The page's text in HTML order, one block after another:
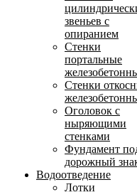
звеньев с
опиранием
Стенки
портальные
Стенки
Оголовок с
ныряющими
стенками
Фундамент
дорожный
Водоотведение
Лотки